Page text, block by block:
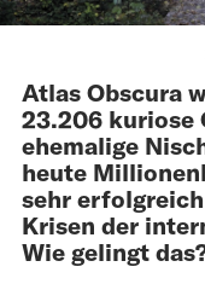
Atlas Obscura
23.206 kuriose
ehemalige
heute
sehr
Krisen der
Wie gelingt